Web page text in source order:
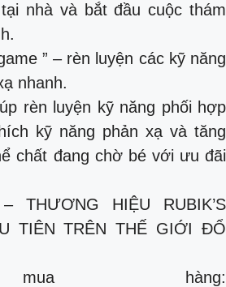
nhà và bắt đầu cuộc thám
” – rèn luyện các kỹ năng
nhanh.
rèn luyện kỹ năng phối hợp
kỹ năng phản xạ và tăng
chất đang chờ bé với ưu đãi
THƯƠNG HIỆU RUBIK’S
TIÊN TRÊN THẾ GIỚI ĐỔ
hàng: